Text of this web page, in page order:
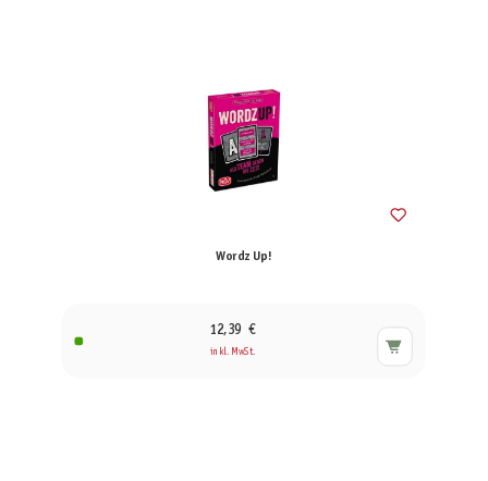
Wordz Up!
12,39 €
inkl. MwSt.